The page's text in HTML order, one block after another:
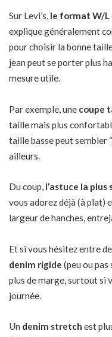
Sur Levi’s, le format W/L
explique généralement
pour choisir la bonne
jean peut se porter plus
mesure utile.
Par exemple, une coupe
taille mais plus
taille basse peut sembler
ailleurs.
Du coup, l’astuce la plus
vous adorez déjà (à plat)
largeur de hanches,
Et si vous hésitez entre
denim rigide (peu ou
plus de marge, surtout si
journée.
Un denim stretch est